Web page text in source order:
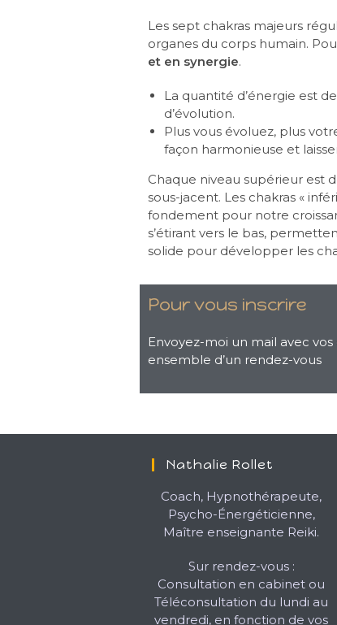
Les sept chakras majeurs
organes du corps humain.
et en synergie.
La quantité d’énergie est
d’évolution.
Plus vous évoluez, plus
façon harmonieuse et
Chaque niveau supérieur est
sous-jacent. Les chakras «
fondement pour notre
s’étirant vers le bas,
solide pour développer les
Pour vous inscrire
Envoyez-moi un mail avec
ensemble d’un rendez-vous
Nathalie Rollet
Coach, Hypnothérapeute,
Psycho-Énergéticienne,
Maître enseignante Reiki.
Sur rendez-vous :
Consultation en cabinet ou
Téléconsultation du lundi au
vendredi, en fonction de vos